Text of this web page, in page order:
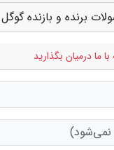
برنده و بازنده گوگل در
ما درمیان بگذارید